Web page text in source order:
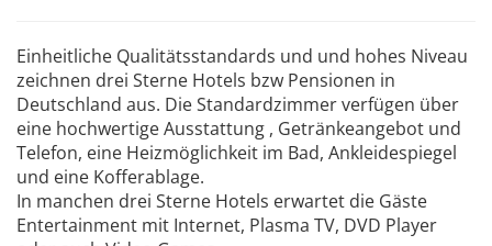
Einheitliche Qualitätsstandards und und hohes Niveau
zeichnen drei Sterne Hotels bzw Pensionen in
Deutschland aus. Die Standardzimmer verfügen über
eine hochwertige Ausstattung , Getränkeangebot und
Telefon, eine Heizmöglichkeit im Bad, Ankleidespiegel
und eine Kofferablage.
In manchen drei Sterne Hotels erwartet die Gäste
Entertainment mit Internet, Plasma TV, DVD Player